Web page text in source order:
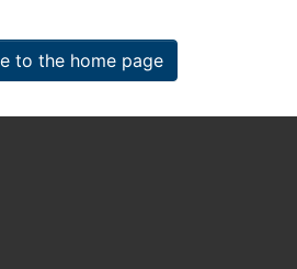
to the home page